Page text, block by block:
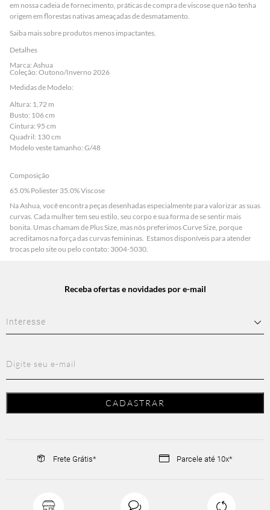
em nossa cadeia de fornecimento, práticas de compra de viscose que não tenha
origem em florestas nativas ameaçadas de desmatamento.
Saiba mais sobre produtos menos impactantes.
Detalhes
Marca: Ashua
Coleção: Outono/Inverno 2026
Medidas de Modelo:
Altura: 1,72 m
Busto: 106 cm
Cintura: 95 cm
Quadril: 130 cm
Modelo veste tamanho: G/48
Composição
65.0% Poliester 35.0% Viscose
Na Ashua, você encontra peças desenhadas especialmente para valorizar as suas
curvas. Cada mulher tem seu estilo, seu corpo e sua forma de se sentir mais
bonita. Umas chamam de Plus Size, mas nós preferimos Curve Size, porque
acreditamos na força das curvas femininas. Estamos disponíveis para atender
trocas pelo site ou pelo contato: 3004-5030.
Receba ofertas e novidades por e-mail
Frete Grátis* Parcele até 10x*